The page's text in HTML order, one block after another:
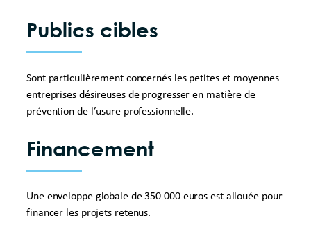
Publics cibles
Sont particulièrement concernés les petites et moyennes
entreprises désireuses de progresser en matière de
prévention de l’usure professionnelle.
Financement
Une enveloppe globale de 350 000 euros est allouée pour
financer les projets retenus.